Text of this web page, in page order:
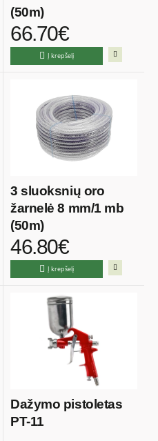
(50m)
66.70€
Į krepšelį
3 sluoksnių oro
žarnelė 8 mm/1 mb
(50m)
46.80€
Į krepšelį
Dažymo pistoletas
PT-11